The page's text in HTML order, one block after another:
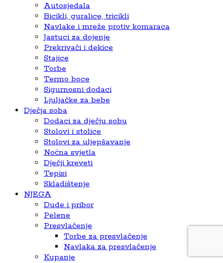
Autosjedala
Bicikli, guralice, tricikli
Navlake i mreže protiv komaraca
Jastuci za dojenje
Prekrivači i dekice
Stajice
Torbe
Termo boce
Sigurnosni dodaci
Ljuljačke za bebe
Dječja soba
Dodaci za dječju sobu
Stolovi i stolice
Stolovi za uljepšavanje
Noćna svjetla
Dječji kreveti
Tepisi
Skladištenje
NJEGA
Dude i pribor
Pelene
Presvlačenje
Torbe za presvlačenje
Navlaka za presvlačenje
Kupanje